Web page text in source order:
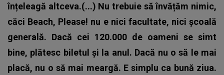
înțeleagă altceva.(...) Nu trebuie să învățăm nimic,
căci Beach, Please! nu e nici facultate, nici școală
generală. Dacă cei 120.000 de oameni se simt
bine, plătesc biletul și la anul. Dacă nu o să le mai
placă, nu o să mai meargă. E simplu ca bună ziua.